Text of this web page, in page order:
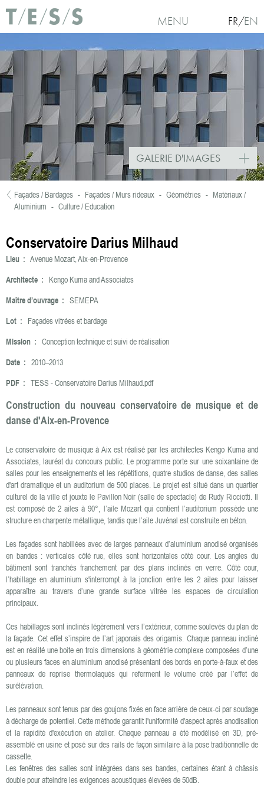
Aller au contenu principal
MENU FR EN
GALERIE D'IMAGES
Vous êtes ici
Façades / Bardages - Façades / Murs rideaux - Géométries - Matériaux /
Aluminium - Culture / Education
Conservatoire Darius Milhaud
Lieu : Avenue Mozart, Aix-en-Provence
Architecte : Kengo Kuma and Associates
Maître d’ouvrage : SEMEPA
Lot : Façades vitrées et bardage
Mission : Conception technique et suivi de réalisation
Date : 2010–2013
PDF : TESS - Conservatoire Darius Milhaud.pdf
Construction du nouveau conservatoire de musique et de
danse d'Aix-en-Provence
Le conservatoire de musique à Aix est réalisé par les architectes Kengo Kuma and
Associates, lauréat du concours public. Le programme porte sur une soixantaine de
salles pour les enseignements et les répétitions, quatre studios de danse, des salles
d'art dramatique et un auditorium de 500 places. Le projet est situé dans un quartier
culturel de la ville et jouxte le Pavillon Noir (salle de spectacle) de Rudy Ricciotti. Il
est composé de 2 ailes à 90°, l’aile Mozart qui contient l’auditorium possède une
structure en charpente métallique, tandis que l’aile Juvénal est construite en béton.
Les façades sont habillées avec de larges panneaux d’aluminium anodisé organisés
en bandes : verticales côté rue, elles sont horizontales côté cour. Les angles du
bâtiment sont tranchés franchement par des plans inclinés en verre. Côté cour,
l’habillage en aluminium s'interrompt à la jonction entre les 2 ailes pour laisser
apparaître au travers d’une grande surface vitrée les espaces de circulation
principaux.
Ces habillages sont inclinés légèrement vers l’extérieur, comme soulevés du plan de
la façade. Cet effet s’inspire de l’art japonais des origamis. Chaque panneau incliné
est en réalité une boite en trois dimensions à géométrie complexe composées d’une
ou plusieurs faces en aluminium anodisé présentant des bords en porte-à-faux et des
panneaux de reprise thermolaqués qui referment le volume créé par l’effet de
surélévation.
Les panneaux sont tenus par des goujons fixés en face arrière de ceux-ci par soudage
à décharge de potentiel. Cette méthode garantit l'uniformité d'aspect après anodisation
et la rapidité d'exécution en atelier. Chaque panneau a été modélisé en 3D, pré-
assemblé en usine et posé sur des rails de façon similaire à la pose traditionnelle de
cassette.
Les fenêtres des salles sont intégrées dans ses bandes, certaines étant à châssis
double pour atteindre les exigences acoustiques élevées de 50dB.